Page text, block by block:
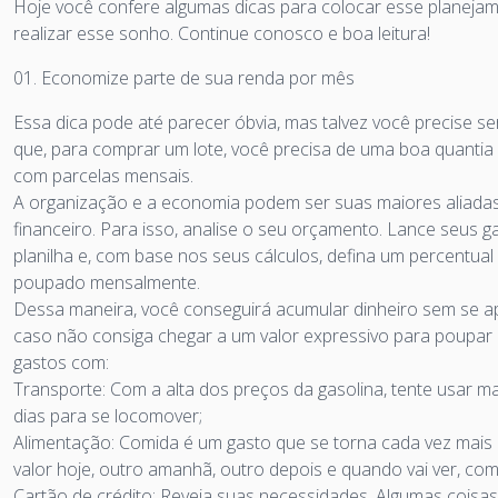
Hoje você confere algumas dicas para colocar esse
realizar esse sonho. Continue conosco e boa leitura!
01. Economize parte de sua renda por mês
Essa dica pode até parecer óbvia, mas talvez você precise
que, para comprar um lote, você precisa de uma boa
com parcelas mensais.
A organização e a economia podem ser suas maiores
financeiro. Para isso, analise o seu orçamento. Lance seus
planilha e, com base nos seus cálculos, defina um
poupado mensalmente.
Dessa maneira, você conseguirá acumular dinheiro sem se
caso não consiga chegar a um valor expressivo para
gastos com:
Transporte: Com a alta dos preços da gasolina, tente usar
dias para se locomover;
Alimentação: Comida é um gasto que se torna cada vez
valor hoje, outro amanhã, outro depois e quando vai ver,